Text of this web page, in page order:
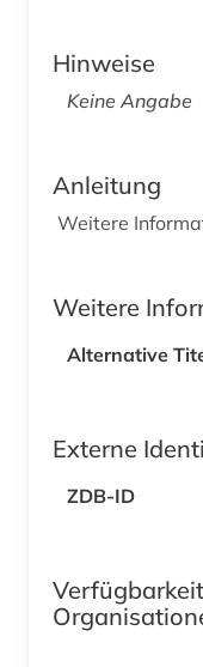
Hinweise
Keine Angabe
Anleitung
Weitere
Weitere
Alternative
Externe
ZDB-ID